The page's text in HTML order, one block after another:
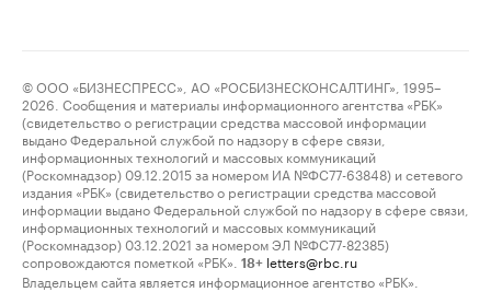
© ООО «БИЗНЕСПРЕСС», АО «РОСБИЗНЕСКОНСАЛТИНГ», 1995–
2026. Сообщения и материалы информационного агентства «РБК»
(свидетельство о регистрации средства массовой информации
выдано Федеральной службой по надзору в сфере связи,
информационных технологий и массовых коммуникаций
(Роскомнадзор) 09.12.2015 за номером ИА №ФС77-63848) и сетевого
издания «РБК» (свидетельство о регистрации средства массовой
информации выдано Федеральной службой по надзору в сфере связи,
информационных технологий и массовых коммуникаций
(Роскомнадзор) 03.12.2021 за номером ЭЛ №ФС77-82385)
сопровождаются пометкой «РБК».
18+ letters@rbc.ru
Владельцем сайта является информационное агентство «РБК».